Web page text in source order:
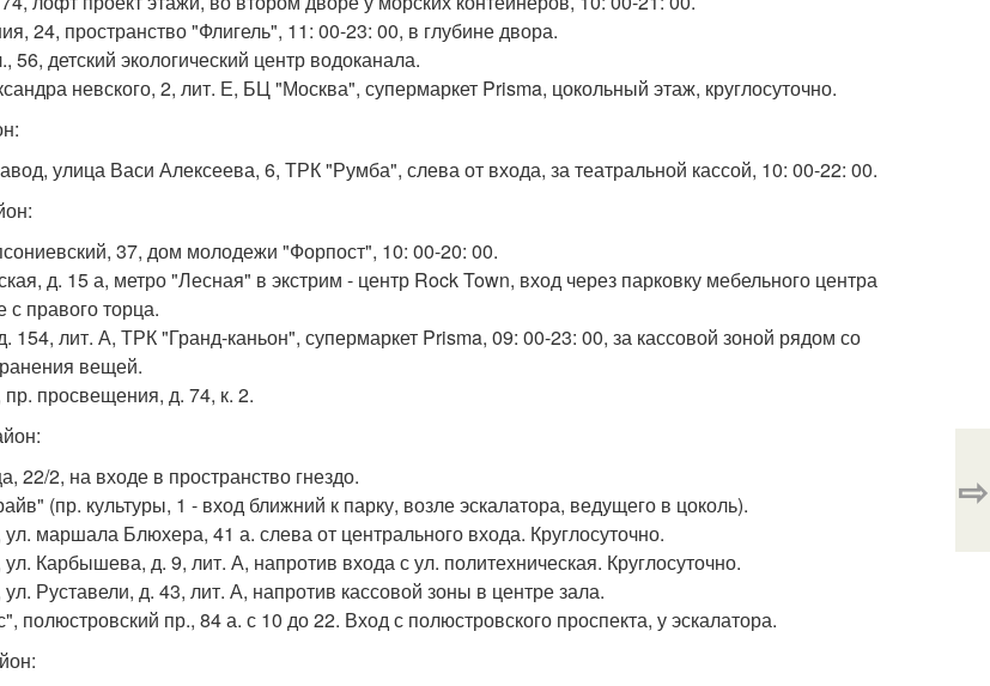
24, пространство "Флигель", 11: 00-23: 00, в глубине двора.
детский экологический центр водоканала.
невского, 2, лит. Е, БЦ "Москва", супермаркет Prisma, цокольный этаж, круглосуточно.
улица Васи Алексеева, 6, ТРК "Румба", слева от входа, за театральной кассой, 10: 00-22: 00.
37, дом молодежи "Форпост", 10: 00-20: 00.
д. 15 а, метро "Лесная" в экстрим - центр Rock Town, вход через парковку мебельного центра
с правого торца.
154, лит. А, ТРК "Гранд-каньон", супермаркет Prisma, 09: 00-23: 00, за кассовой зоной рядом со
вещей.
просвещения, д. 74, к. 2.
22/2, на входе в пространство гнездо.
(пр. культуры, 1 - вход ближний к парку, возле эскалатора, ведущего в цоколь).
маршала Блюхера, 41 а. слева от центрального входа. Круглосуточно.
Карбышева, д. 9, лит. А, напротив входа с ул. политехническая. Круглосуточно.
Руставели, д. 43, лит. А, напротив кассовой зоны в центре зала.
полюстровский пр., 84 а. с 10 до 22. Вход с полюстровского проспекта, у эскалатора.
⇨